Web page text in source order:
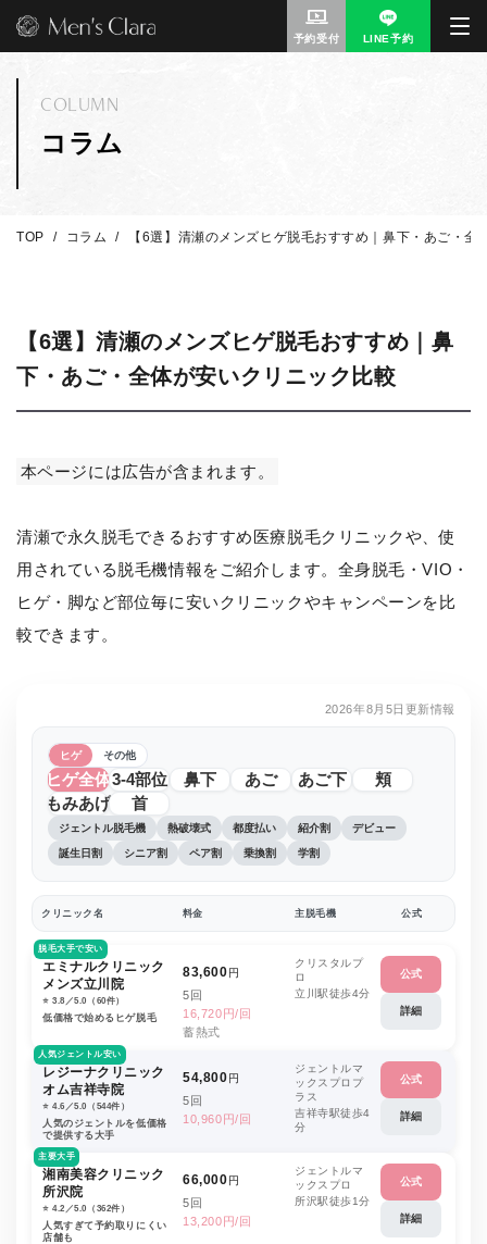
予約受付 LINE予約
コラム
COLUMN
TOP コラム 【6選】清瀬のメンズヒゲ脱毛おすすめ｜鼻下・あご・全
【6選】清瀬のメンズヒゲ脱毛おすすめ｜鼻
下・あご・全体が安いクリニック比較
本ページには広告が含まれます。
清瀬で永久脱毛できるおすすめ医療脱毛クリニックや、使
用されている脱毛機情報をご紹介します。全身脱毛・VIO・
ヒゲ・脚など部位毎に安いクリニックやキャンペーンを比
較できます。
2026年8月5日更新情報
ヒゲ その他
ヒゲ全体3-4部位 鼻下 あご あご下
頬
もみあげ
首
ジェントル脱毛機 熱破壊式 都度払い 紹介割 デビュー
誕生日割 シニア割 ペア割 乗換割 学割
クリニック名 料金 主脱毛機 公式
脱毛大手で安い
エミナルクリニック
メンズ立川院
⭐️ 3.8／5.0（60件）
低価格で始めるヒゲ脱毛
83,600円
5回
16,720円/回
蓄熱式
クリスタルプ
ロ
立川駅徒歩4分
公式
詳細
人気ジェントル安い
レジーナクリニック
オム吉祥寺院
⭐️ 4.6／5.0（544件）
人気のジェントルを低価格
で提供する大手
54,800円
5回
10,960円/回
ジェントルマ
ックスプロプ
ラス
吉祥寺駅徒歩4
分
公式
詳細
主要大手
湘南美容クリニック
所沢院
⭐️ 4.2／5.0（362件）
人気すぎて予約取りにくい
店舗も
66,000円
5回
13,200円/回
ジェントルマ
ックスプロ
所沢駅徒歩1分
公式
詳細